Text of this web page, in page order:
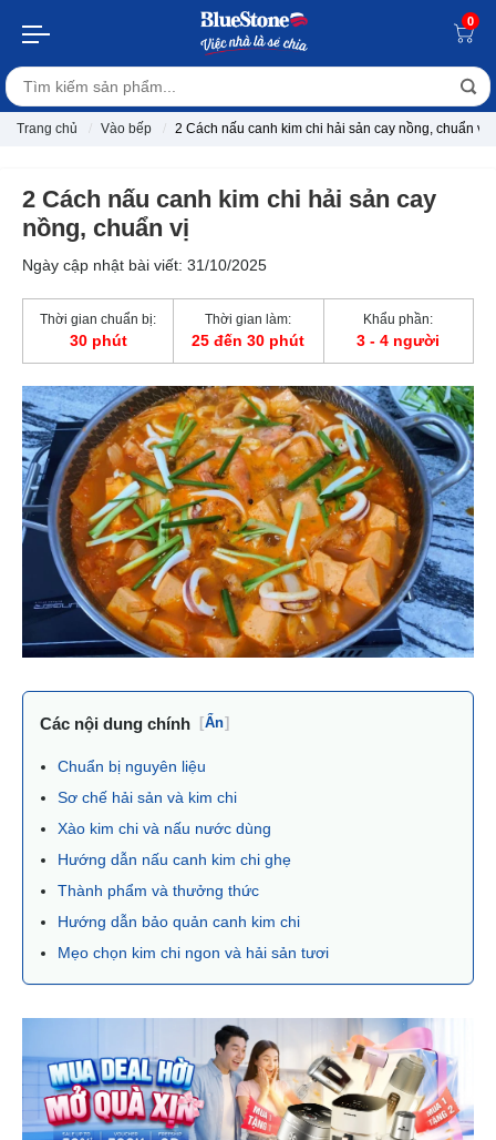
0
Trang chủ Vào bếp 2 Cách nấu canh kim chi hải sản cay nồng, chuẩn vị
2 Cách nấu canh kim chi hải sản cay
nồng, chuẩn vị
Ngày cập nhật bài viết: 31/10/2025
Thời gian chuẩn bị:
30 phút
Thời gian làm:
25 đến 30 phút
Khẩu phần:
3 - 4 người
Các nội dung chính [Ẩn]
Chuẩn bị nguyên liệu
Sơ chế hải sản và kim chi
Xào kim chi và nấu nước dùng
Hướng dẫn nấu canh kim chi ghẹ
Thành phẩm và thưởng thức
Hướng dẫn bảo quản canh kim chi
Mẹo chọn kim chi ngon và hải sản tươi